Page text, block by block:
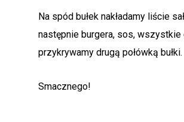
Na spód bułek nakładamy liście
następnie burgera, sos, wszystkie
przykrywamy drugą połówką bułki.
Smacznego!